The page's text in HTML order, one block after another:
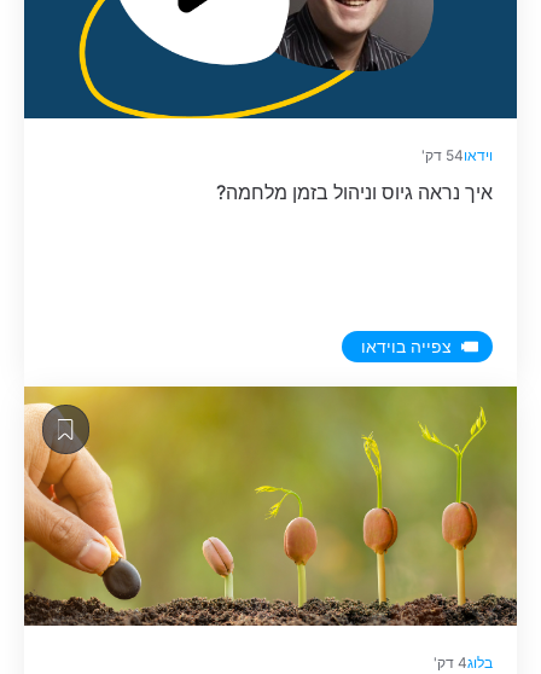
וידאו54 דק'
איך נראה גיוס וניהול בזמן מלחמה?
צפייה בוידאו
בלוג4 דק'